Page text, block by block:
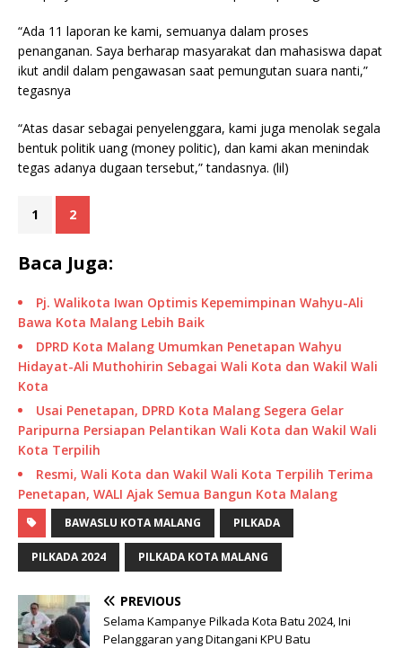
“Ada 11 laporan ke kami, semuanya dalam proses
penanganan. Saya berharap masyarakat dan mahasiswa dapat
ikut andil dalam pengawasan saat pemungutan suara nanti,”
tegasnya
“Atas dasar sebagai penyelenggara, kami juga menolak segala
bentuk politik uang (money politic), dan kami akan menindak
tegas adanya dugaan tersebut,” tandasnya. (lil)
1 2
Baca Juga:
Pj. Walikota Iwan Optimis Kepemimpinan Wahyu-Ali
Bawa Kota Malang Lebih Baik
DPRD Kota Malang Umumkan Penetapan Wahyu
Hidayat-Ali Muthohirin Sebagai Wali Kota dan Wakil Wali
Kota
Usai Penetapan, DPRD Kota Malang Segera Gelar
Paripurna Persiapan Pelantikan Wali Kota dan Wakil Wali
Kota Terpilih
Resmi, Wali Kota dan Wakil Wali Kota Terpilih Terima
Penetapan, WALI Ajak Semua Bangun Kota Malang
BAWASLU KOTA MALANG PILKADA
PILKADA 2024 PILKADA KOTA MALANG
PREVIOUS
Selama Kampanye Pilkada Kota Batu 2024, Ini
Pelanggaran yang Ditangani KPU Batu